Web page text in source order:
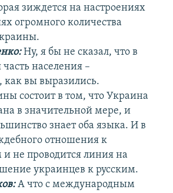
зиждется на настроениях
огромного количества
Ну, я бы не сказал, что в
населения –
как вы выразились.
состоит в том, что Украина
в значительной мере, и
знает оба языка. И в
отношения к
не проводится линия на
украинцев к русским.
А что с международным